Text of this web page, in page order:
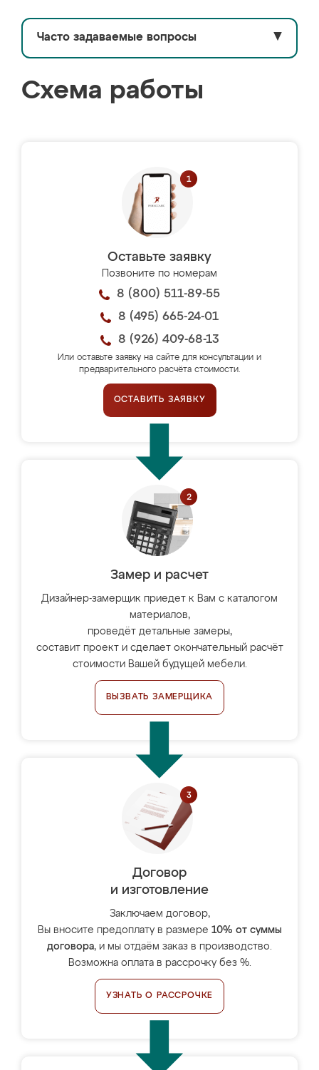
Часто задаваемые вопросы ▼
Схема работы
Оставьте заявку
Позвоните по номерам
8 (800) 511-89-55
8 (495) 665-24-01
8 (926) 409-68-13
Или оставьте заявку на сайте для консультации и
предварительного расчёта стоимости.
ОСТАВИТЬ ЗАЯВКУ
Замер и расчет
Дизайнер-замерщик приедет к Вам с каталогом
материалов,
проведёт детальные замеры,
составит проект и сделает окончательный расчёт
стоимости Вашей будущей мебели.
ВЫЗВАТЬ ЗАМЕРЩИКА
Договор
и изготовление
Заключаем договор,
Вы вносите предоплату в размере 10% от суммы
договора, и мы отдаём заказ в производство.
Возможна оплата в рассрочку без %.
УЗНАТЬ О РАССРОЧКЕ